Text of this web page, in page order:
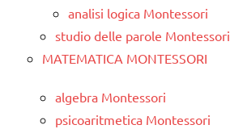
analisi logica Montessori
studio delle parole Montessori
MATEMATICA MONTESSORI
algebra Montessori
psicoaritmetica Montessori